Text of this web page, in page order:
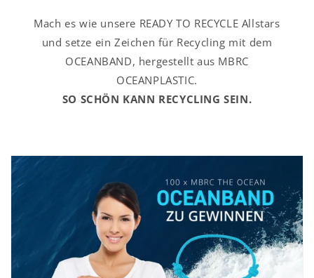
Mach es wie unsere READY TO RECYCLE Allstars
und setze ein Zeichen für Recycling mit dem
OCEANBAND, hergestellt aus MBRC
OCEANPLASTIC.
SO SCHÖN KANN RECYCLING SEIN.